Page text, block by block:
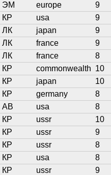
ЭМ
europe 9
КР
usa 9
ЛК
japan 9
ЛК
france 9
ЛК
france 8
КР
commonwealth 10
КР
japan 10
КР
germany 8
АВ
usa 8
КР
ussr 10
КР
ussr 9
КР
ussr 8
КР
usa 8
КР
ussr 9